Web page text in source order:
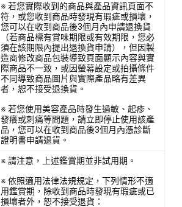
※ 若您實際收到的商品與產品資訊頁面不
符，或您收到商品時發現有瑕疵或損壞，
您可以在收到商品後3個月內申請退換貨
（若商品標有賞味期限或有效期限，您必
須在該期限內提出退換貨申請），但因製
造商修改商品包裝導致頁面顯示內容與實
際商品不一致，或因螢幕設定或拍攝條件
不同導致商品圖片與實際產品略有差異
者，恕不接受退換貨。
※ 若您使用美容產品時發生過敏、起疹、
發癢或刺痛等問題，請立即停止使用該產
品，您可以在收到商品後3個月內憑診斷
證明書申請退貨。
※ 請注意，上述鑑賞期並非試用期。
※ 依照適用法律法規規定，下列情形不適
用鑑賞期，除收到商品時發現有瑕疵或已
損壞者外，恕不接受退貨：